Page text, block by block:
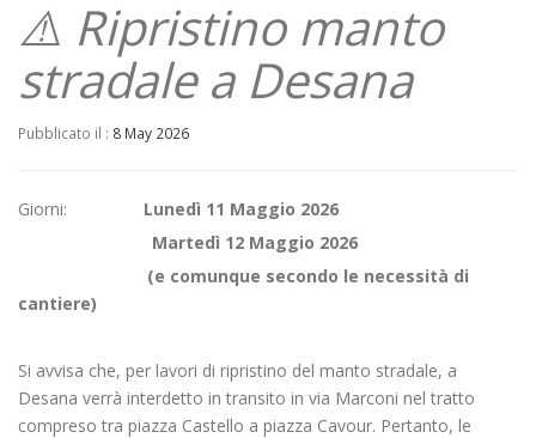
⚠️ Ripristino manto
stradale a Desana
Pubblicato il : 8 May 2026
Giorni: Lunedì 11 Maggio 2026
Martedì 12 Maggio 2026
(e comunque secondo le necessità di
cantiere)
Si avvisa che, per lavori di ripristino del manto stradale, a
Desana verrà interdetto in transito in via Marconi nel tratto
compreso tra piazza Castello a piazza Cavour. Pertanto, le